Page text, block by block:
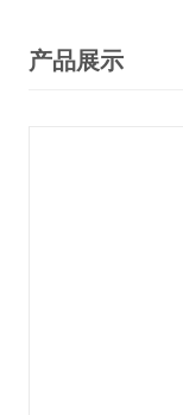
产品展示